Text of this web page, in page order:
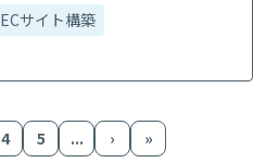
ECサイト構築
4 5 ... › »